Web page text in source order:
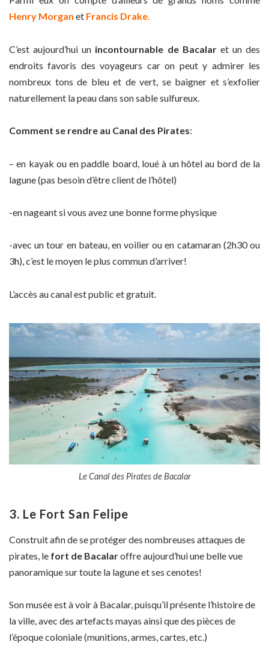
Henry Morgan et Francis Drake.
C’est aujourd’hui un incontournable de Bacalaret un des
endroits favoris des voyageurs car on peut y admirer les
nombreux tons de bleu et de vert, se baigner et s’exfolier
naturellement la peau dans son sable sulfureux.
Comment se rendre au Canal des Pirates:
– en kayak ou en paddle board, loué à un hôtel au bord de la
lagune (pas besoin d’être client de l’hôtel)
-en nageant si vous avez une bonne forme physique
-avec un tour en bateau, en voilier ou en catamaran (2h30 ou
3h), c’est le moyen le plus commun d’arriver!
L’accès au canal est public et gratuit.
Le Canal des Pirates de Bacalar
3. Le Fort San Felipe
Construit afin de se protéger des nombreuses attaques de
pirates, le fort de Bacalaroffre aujourd’hui une belle vue
panoramique sur toute la lagune et ses cenotes!
Son musée est à voir à Bacalar, puisqu’ilprésente l’histoire de
la ville, avec des artefacts mayas ainsi que des pièces de
l’époque coloniale (munitions, armes, cartes, etc.)